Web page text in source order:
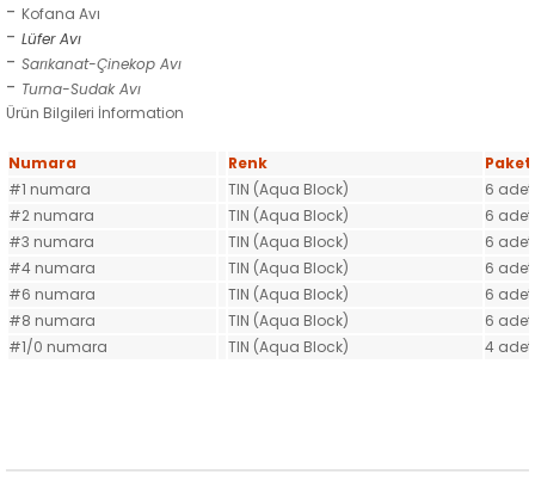
- Kofana Avı
- Lüfer Avı
- Sarıkanat-Çinekop Avı
- Turna-Sudak Avı
Ürün Bilgileri İnformation
Numara Renk
#1 numara
TIN (Aqua Block)
6 adet
#2 numara
TIN (Aqua Block)
6 adet
#3 numara
TIN (Aqua Block)
6 adet
#4 numara
TIN (Aqua Block)
6 adet
#6 numara
TIN (Aqua Block)
6 adet
#8 numara
TIN (Aqua Block)
6 adet
#1/0 numara
TIN (Aqua Block) 4 adet